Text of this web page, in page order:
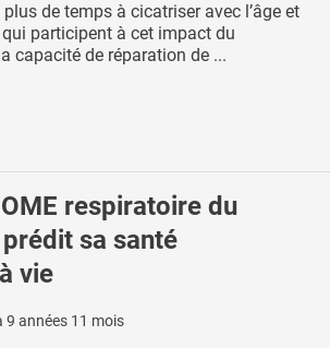
de temps à cicatriser avec l’âge et
participent à cet impact du
capacité de réparation de ...
respiratoire du
sa santé
vie
9 années 11 mois